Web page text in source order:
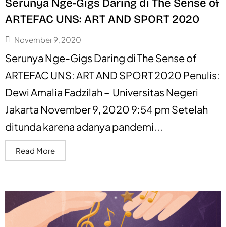
Serunya Nge-Gigs Daring di The Sense of
ARTEFAC UNS: ART AND SPORT 2020
November 9, 2020
Serunya Nge-Gigs Daring di The Sense of
ARTEFAC UNS: ART AND SPORT 2020 Penulis:
Dewi Amalia Fadzilah – Universitas Negeri
Jakarta November 9, 2020 9:54 pm Setelah
ditunda karena adanya pandemi...
Read More